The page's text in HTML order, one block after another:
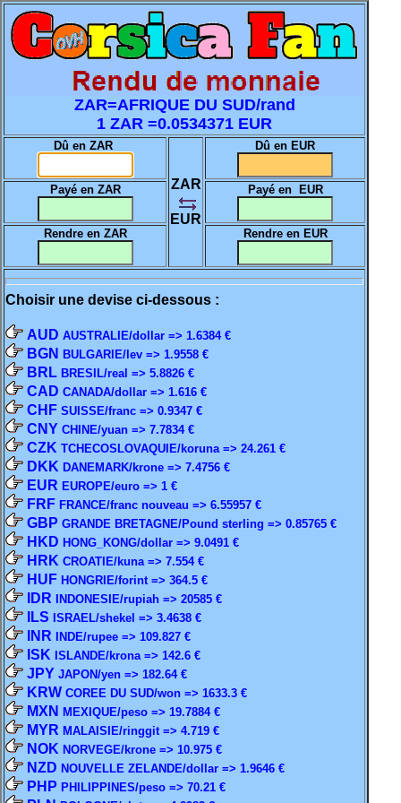
ZAR=AFRIQUE DU SUD/rand
1 ZAR =0.0534371 EUR
Dû en ZAR
ZAR
EUR
Dû en EUR
Payé en ZAR Payé en EUR
Rendre en ZAR Rendre en EUR
Choisir une devise ci-dessous :
AUD AUSTRALIE/dollar => 1.6384 €
BGN BULGARIE/lev => 1.9558 €
BRL BRESIL/real => 5.8826 €
CAD CANADA/dollar => 1.616 €
CHF SUISSE/franc => 0.9347 €
CNY CHINE/yuan => 7.7834 €
CZK TCHECOSLOVAQUIE/koruna => 24.261 €
DKK DANEMARK/krone => 7.4756 €
EUR EUROPE/euro => 1 €
FRF FRANCE/franc nouveau => 6.55957 €
GBP GRANDE BRETAGNE/Pound sterling => 0.85765 €
HKD HONG_KONG/dollar => 9.0491 €
HRK CROATIE/kuna => 7.554 €
HUF HONGRIE/forint => 364.5 €
IDR INDONESIE/rupiah => 20585 €
ILS ISRAEL/shekel => 3.4638 €
INR INDE/rupee => 109.827 €
ISK ISLANDE/krona => 142.6 €
JPY JAPON/yen => 182.64 €
KRW COREE DU SUD/won => 1633.3 €
MXN MEXIQUE/peso => 19.7884 €
MYR MALAISIE/ringgit => 4.719 €
NOK NORVEGE/krone => 10.975 €
NZD NOUVELLE ZELANDE/dollar => 1.9646 €
PHP PHILIPPINES/peso => 70.21 €